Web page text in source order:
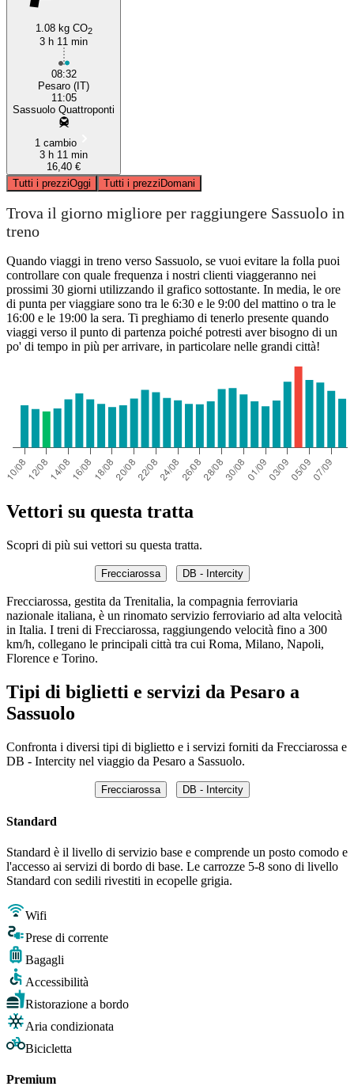
1.08 kg CO2
3 h 11 min
08:32
Pesaro (IT)
11:05
Sassuolo Quattroponti
1 cambio
3 h 11 min
16,40 €
Tutti i prezziOggi Tutti i prezziDomani
Trova il giorno migliore per raggiungere Sassuolo in
treno
Quando viaggi in treno verso Sassuolo, se vuoi evitare la folla puoi
controllare con quale frequenza i nostri clienti viaggeranno nei
prossimi 30 giorni utilizzando il grafico sottostante. In media, le ore
di punta per viaggiare sono tra le 6:30 e le 9:00 del mattino o tra le
16:00 e le 19:00 la sera. Ti preghiamo di tenerlo presente quando
viaggi verso il punto di partenza poiché potresti aver bisogno di un
po' di tempo in più per arrivare, in particolare nelle grandi città!
Vettori su questa tratta
Scopri di più sui vettori su questa tratta.
Frecciarossa DB - Intercity
Frecciarossa, gestita da Trenitalia, la compagnia ferroviaria
nazionale italiana, è un rinomato servizio ferroviario ad alta velocità
in Italia. I treni di Frecciarossa, raggiungendo velocità fino a 300
km/h, collegano le principali città tra cui Roma, Milano, Napoli,
Florence e Torino.
Tipi di biglietti e servizi da Pesaro a
Sassuolo
Confronta i diversi tipi di biglietto e i servizi forniti da Frecciarossa e
DB - Intercity nel viaggio da Pesaro a Sassuolo.
Frecciarossa DB - Intercity
Standard
Standard è il livello di servizio base e comprende un posto comodo e
l'accesso ai servizi di bordo di base. Le carrozze 5-8 sono di livello
Standard con sedili rivestiti in ecopelle grigia.
Wifi
Prese di corrente
Bagagli
Accessibilità
Ristorazione a bordo
Aria condizionata
Bicicletta
Premium